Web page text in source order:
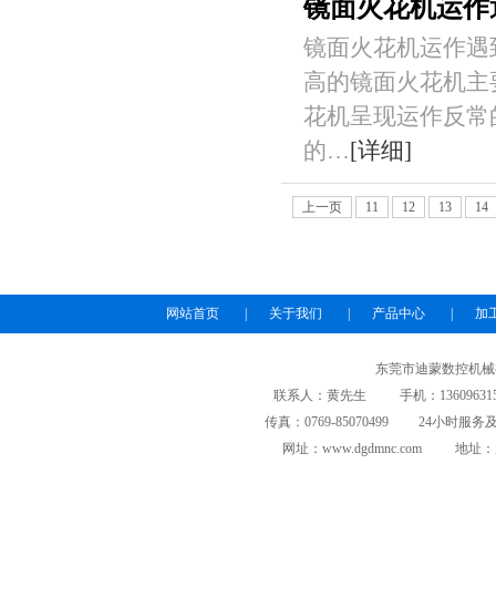
镜面火花机运
镜面火花机运作
高的镜面火花机
花机呈现运作反
的…[详细]
上一页 11 12 13 14
网站首页 关于我们 产品中心 加
东莞市迪蒙数控机
联系人：黄先生 手机：
传真：0769-85070499 24小时服务
网址：www.dgdmnc.com 地址：